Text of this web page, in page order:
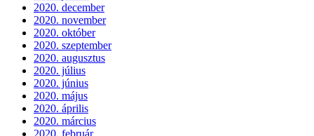
2020. december
2020. november
2020. október
2020. szeptember
2020. augusztus
2020. július
2020. június
2020. május
2020. április
2020. március